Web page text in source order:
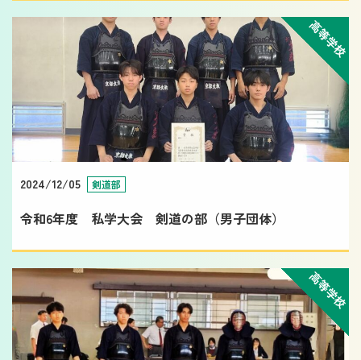
高等学校
2024/12/05 剣道部
令和6年度 私学大会 剣道の部（男子団体）
高等学校